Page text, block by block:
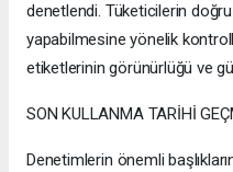
denetlendi. Tüketicilerin
yapabilmesine yönelik
etiketlerinin görünürlüğü ve
SON KULLANMA TARİHİ
Denetimlerin önemli